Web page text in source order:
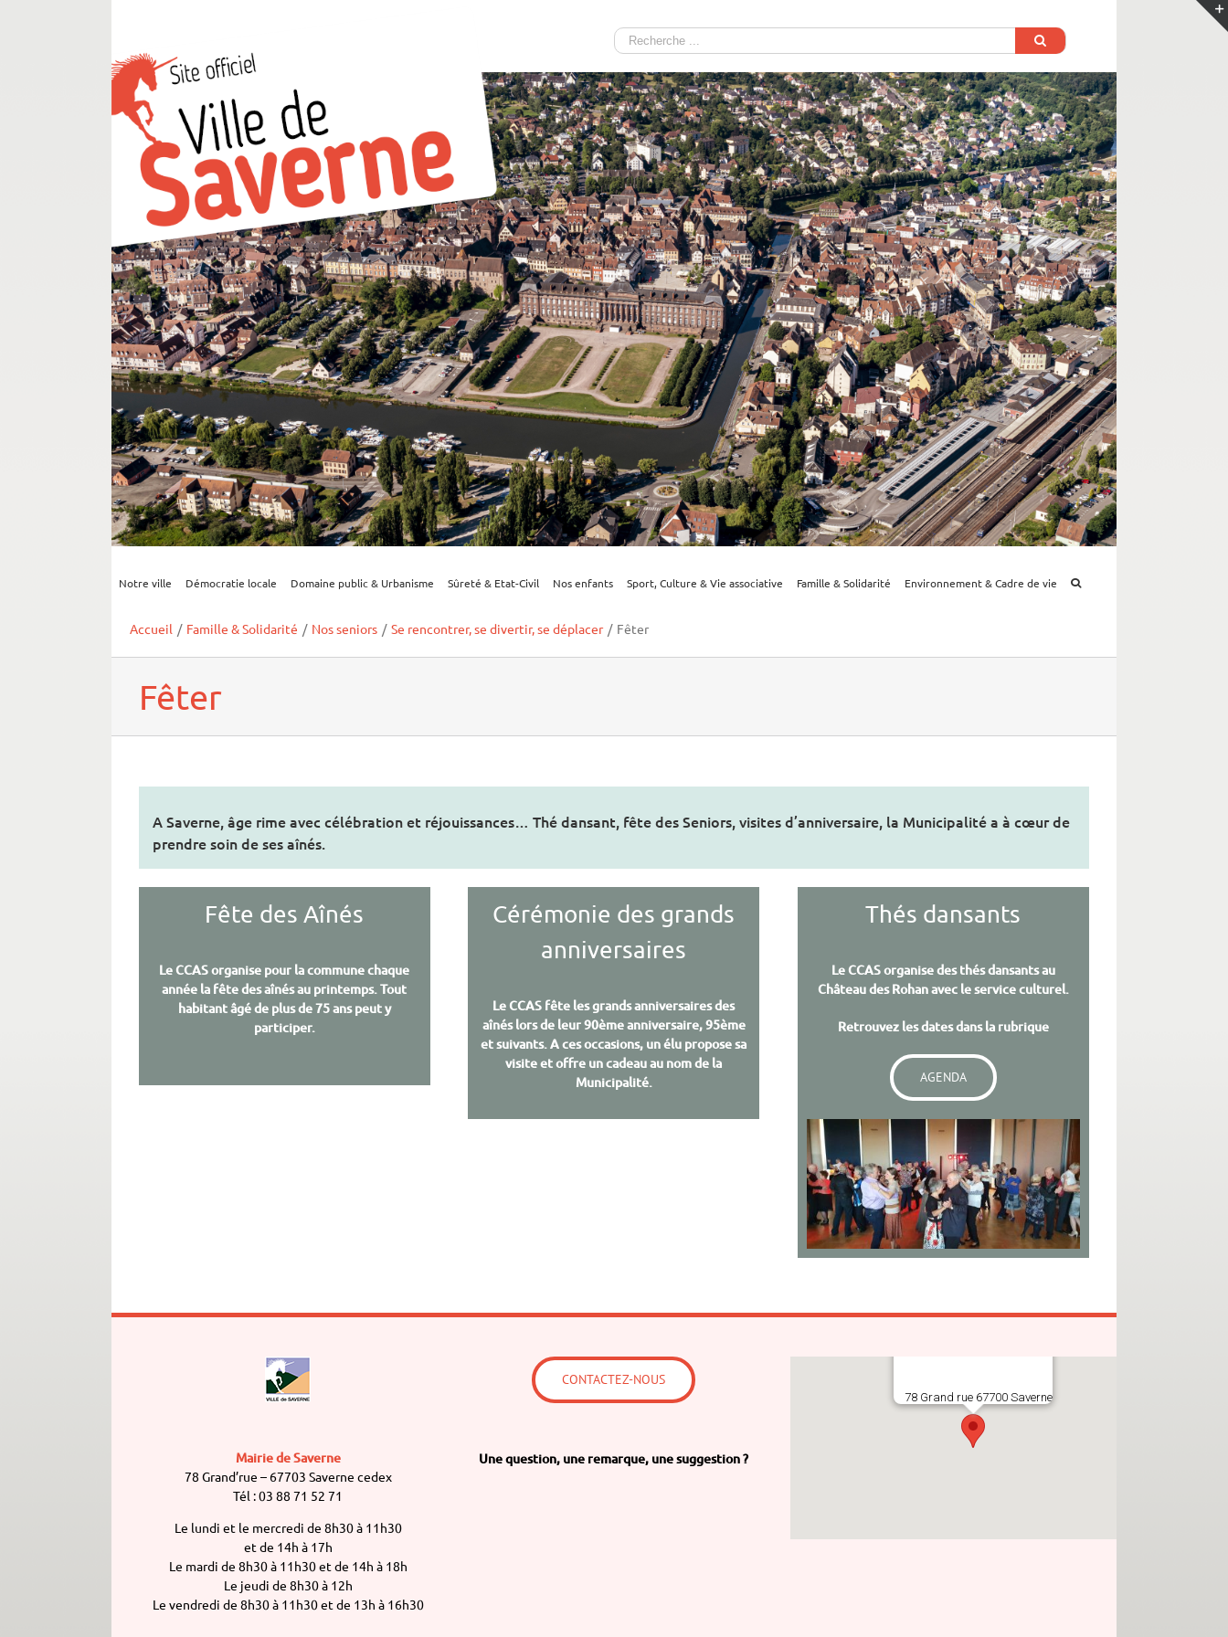
Notre ville Démocratie locale Domaine public & Urbanisme Sûreté & Etat-Civil Nos enfants Sport, Culture & Vie associative Famille & Solidarité Environnement & Cadre de vie
Accueil / Famille & Solidarité / Nos seniors / Se rencontrer, se divertir, se déplacer / Fêter
Fêter
A Saverne, âge rime avec célébration et réjouissances… Thé dansant, fête des Seniors, visites d’anniversaire, la Municipalité a à cœur de
prendre soin de ses aînés.
Fête des Aînés
Le CCAS organise pour la commune chaque
année la fête des aînés au printemps. Tout
habitant âgé de plus de 75 ans peut y
participer.
Cérémonie des grands
anniversaires
Le CCAS fête les grands anniversaires des
aînés lors de leur 90ème anniversaire, 95ème
et suivants. A ces occasions, un élu propose sa
visite et offre un cadeau au nom de la
Municipalité.
Thés dansants
Le CCAS organise des thés dansants au
Château des Rohan avec le service culturel.
Retrouvez les dates dans la rubrique
AGENDA
Mairie de Saverne
78 Grand’rue – 67703 Saverne cedex
Tél : 03 88 71 52 71
Le lundi et le mercredi de 8h30 à 11h30
et de 14h à 17h
Le mardi de 8h30 à 11h30 et de 14h à 18h
Le jeudi de 8h30 à 12h
Le vendredi de 8h30 à 11h30 et de 13h à 16h30
CONTACTEZ-NOUS
Une question, une remarque, une suggestion ?
78 Grand rue 67700 Saverne